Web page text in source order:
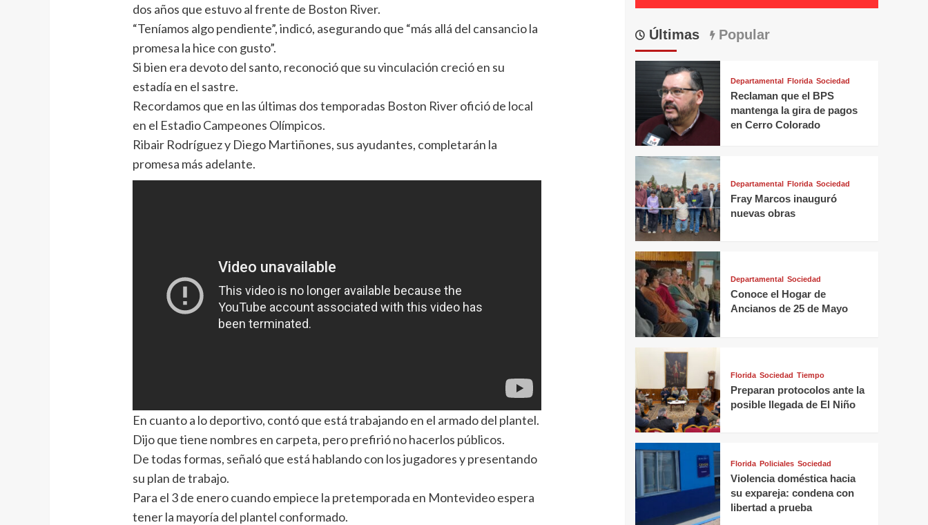
dos años que estuvo al frente de Boston River.
“Teníamos algo pendiente”, indicó, asegurando que “más allá del cansancio la
promesa la hice con gusto”.
Si bien era devoto del santo, reconoció que su vinculación creció en su
estadía en el sastre.
Recordamos que en las últimas dos temporadas Boston River ofició de local
en el Estadio Campeones Olímpicos.
Ribair Rodríguez y Diego Martiñones, sus ayudantes, completarán la
promesa más adelante.
En cuanto a lo deportivo, contó que está trabajando en el armado del plantel.
Dijo que tiene nombres en carpeta, pero prefirió no hacerlos públicos.
De todas formas, señaló que está hablando con los jugadores y presentando
su plan de trabajo.
Para el 3 de enero cuando empiece la pretemporada en Montevideo espera
tener la mayoría del plantel conformado.
Últimas Popular
Departamental Florida Sociedad
Reclaman que el BPS
mantenga la gira de pagos
en Cerro Colorado
Departamental Florida Sociedad
Fray Marcos inauguró
nuevas obras
Departamental Sociedad
Conoce el Hogar de
Ancianos de 25 de Mayo
Florida Sociedad Tiempo
Preparan protocolos ante la
posible llegada de El Niño
Florida Policiales Sociedad
Violencia doméstica hacia
su expareja: condena con
libertad a prueba